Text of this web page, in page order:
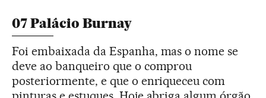
07 Palácio Burnay
Foi embaixada da Espanha, mas o nome se
deve ao banqueiro que o comprou
posteriormente, e que o enriqueceu com